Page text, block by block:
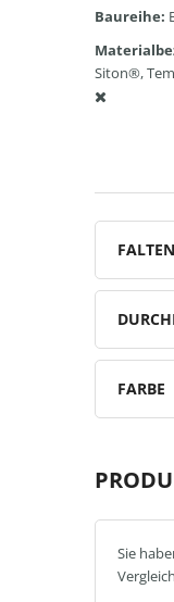
Baureihe
Siton®,
FARBE
Sie